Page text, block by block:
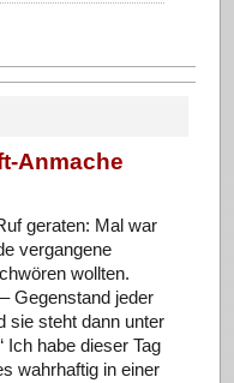
Anmache
geraten: Mal war
vergangene
wollten.
Gegenstand jeder
sie steht dann unter
Ich habe dieser Tag
wahrhaftig in einer